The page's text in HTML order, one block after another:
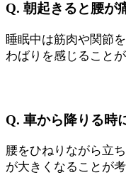
Q. 朝起きると腰が
睡眠中は筋肉や関節
わばりを感じることが
Q. 車から降りる時
腰をひねりながら立
が大きくなることが考